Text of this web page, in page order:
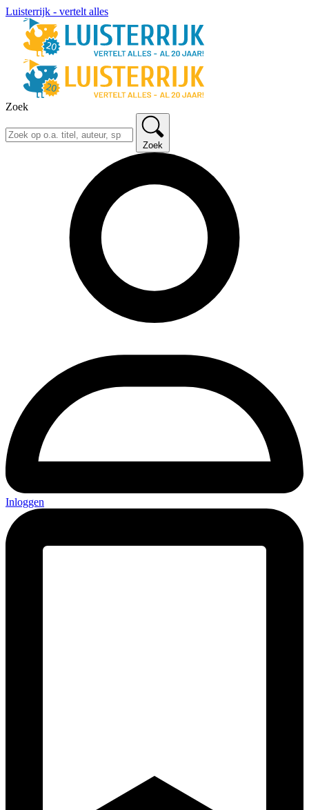
Luisterrijk - vertelt alles
Zoek
Zoek
Inloggen